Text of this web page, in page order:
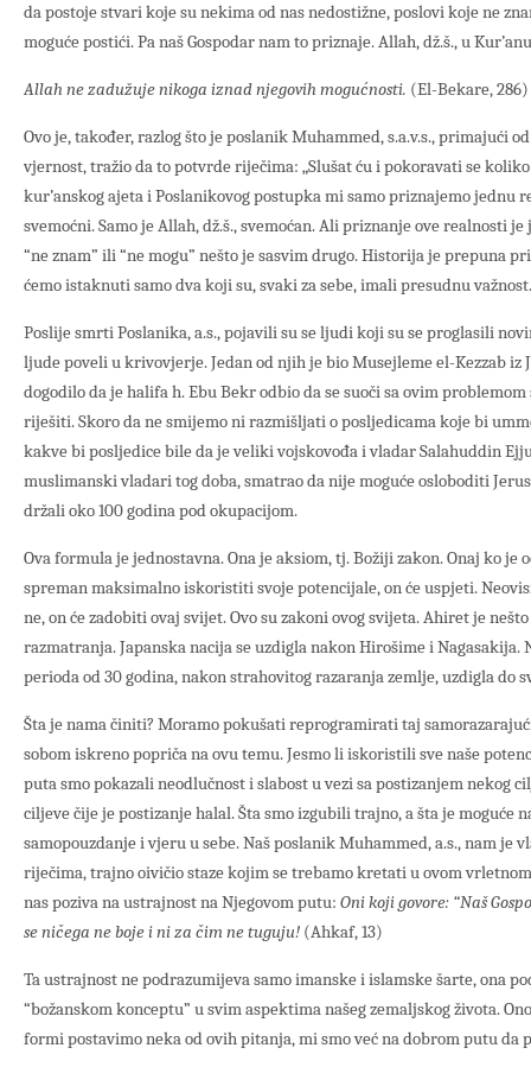
da postoje stvari koje su nekima od nas nedostižne, poslovi koje ne
moguće postići. Pa naš Gospodar nam to priznaje. Allah, dž.š., u
Allah ne zadužuje nikoga iznad njegovih mogućnosti. (El-Bekare, 286)
Ovo je, također, razlog što je poslanik Muhammed, s.a.v.s., primajući
vjernost, tražio da to potvrde riječima: „Slušat ću i pokoravati se
kur’anskog ajeta i Poslanikovog postupka mi samo priznajemo jednu
svemoćni. Samo je Allah, dž.š., svemoćan. Ali priznanje ove realnosti
“ne znam” ili “ne mogu” nešto je sasvim drugo. Historija je prepuna
ćemo istaknuti samo dva koji su, svaki za sebe, imali presudnu važnost.
Poslije smrti Poslanika, a.s., pojavili su se ljudi koji su se proglasili
ljude poveli u krivovjerje. Jedan od njih je bio Musejleme el-Kezzab iz
dogodilo da je halifa h. Ebu Bekr odbio da se suoči sa ovim
riješiti. Skoro da ne smijemo ni razmišljati o posljedicama koje bi
kakve bi posljedice bile da je veliki vojskovođa i vladar Salahuddin
muslimanski vladari tog doba, smatrao da nije moguće osloboditi
držali oko 100 godina pod okupacijom.
Ova formula je jednostavna. Ona je aksiom, tj. Božiji zakon. Onaj ko je
spreman maksimalno iskoristiti svoje potencijale, on će uspjeti.
ne, on će zadobiti ovaj svijet. Ovo su zakoni ovog svijeta. Ahiret je
razmatranja. Japanska nacija se uzdigla nakon Hirošime i Nagasakija.
perioda od 30 godina, nakon strahovitog razaranja zemlje, uzdigla do
Šta je nama činiti? Moramo pokušati reprogramirati taj
sobom iskreno popriča na ovu temu. Jesmo li iskoristili sve naše
puta smo pokazali neodlučnost i slabost u vezi sa postizanjem nekog
ciljeve čije je postizanje halal. Šta smo izgubili trajno, a šta je moguće
samopouzdanje i vjeru u sebe. Naš poslanik Muhammed, a.s., nam
riječima, trajno oivičio staze kojim se trebamo kretati u ovom
nas poziva na ustrajnost na Njegovom putu: Oni koji govore: “Naš
se ničega ne boje i ni za čim ne tuguju! (Ahkaf, 13)
Ta ustrajnost ne podrazumijeva samo imanske i islamske šarte, ona
“božanskom konceptu” u svim aspektima našeg zemaljskog života.
formi postavimo neka od ovih pitanja, mi smo već na dobrom putu da